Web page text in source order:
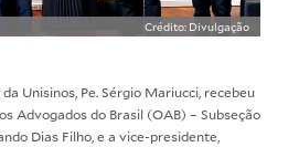
Crédito: Divulgação
Unisinos, Pe. Sérgio Mariucci, recebeu
Advogados do Brasil (OAB) – Subseção
Dias Filho, e a vice-presidente,